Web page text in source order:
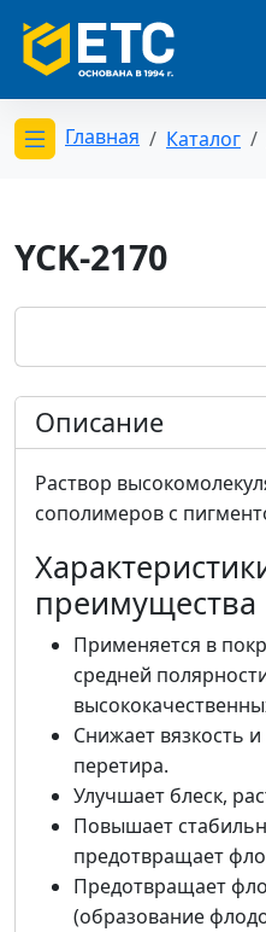
Открыть меню
Главная Каталог
YCK-2170
Описание
Раствор
сополимеров с
преимущества
Применяется в
средней
Снижает вязкость
перетира.
Улучшает блеск,
Повышает
предотвращает
Предотвращает
(образование